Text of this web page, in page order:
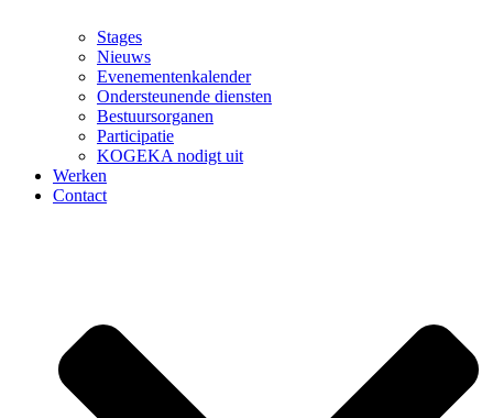
Stages
Nieuws
Evenementenkalender
Ondersteunende diensten
Bestuursorganen
Participatie
KOGEKA nodigt uit
Werken
Contact